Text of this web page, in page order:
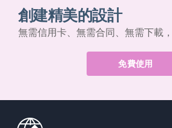
創建精美的設計
無需信用卡、無需合同、無需下載
免費使用